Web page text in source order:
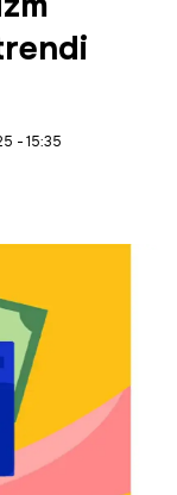
- 15:35